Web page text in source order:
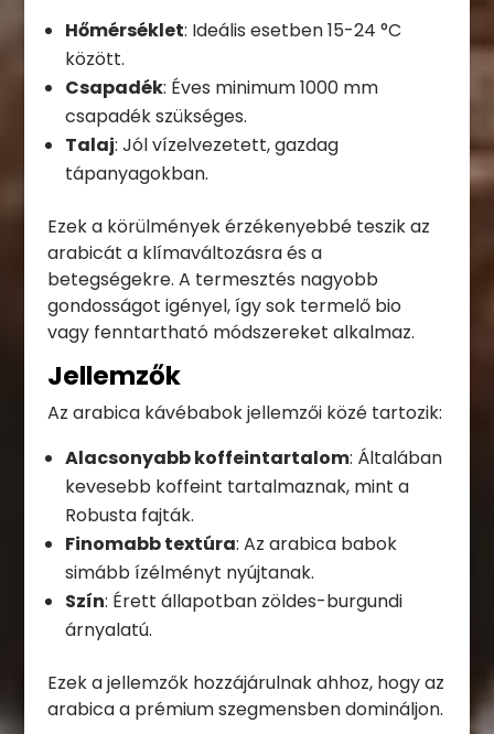
Hőmérséklet: Ideális esetben 15-24 °C
között.
Csapadék: Éves minimum 1000 mm
csapadék szükséges.
Talaj: Jól vízelvezetett, gazdag
tápanyagokban.
Ezek a körülmények érzékenyebbé teszik az
arabicát a klímaváltozásra és a
betegségekre. A termesztés nagyobb
gondosságot igényel, így sok termelő bio
vagy fenntartható módszereket alkalmaz.
Jellemzők
Az arabica kávébabok jellemzői közé tartozik:
Alacsonyabb koffeintartalom: Általában
kevesebb koffeint tartalmaznak, mint a
Robusta fajták.
Finomabb textúra: Az arabica babok
simább ízélményt nyújtanak.
Szín: Érett állapotban zöldes-burgundi
árnyalatú.
Ezek a jellemzők hozzájárulnak ahhoz, hogy az
arabica a prémium szegmensben domináljon.